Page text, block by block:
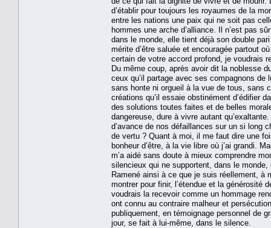
d’établir pour toujours les royaumes de la
entre les nations une paix qui ne soit pas
hommes une arche d’alliance. Il n’est pas
dans le monde, elle tient déjà son double
mérite d’être saluée et encouragée partout
certain de votre accord profond, je voudrais
Du même coup, après avoir dit la noblesse
ceux qu’il partage avec ses compagnons
sans honte ni orgueil à la vue de tous, sans
créations qu’il essaie obstinément d’édifier
des solutions toutes faites et de belles
dangereuse, dure à vivre autant
d’avance de nos défaillances sur un si long
de vertu ? Quant à moi, il me faut dire une
bonheur d’être, à la vie libre où j’ai grandi.
m’a aidé sans doute à mieux comprendre
silencieux qui ne supportent, dans le
Ramené ainsi à ce que je suis réellement,
montrer pour finir, l’étendue et la générosité
voudrais la recevoir comme un hommage
ont connu au contraire malheur et
publiquement, en témoignage personnel de
jour, se fait à lui-même, dans le silence.